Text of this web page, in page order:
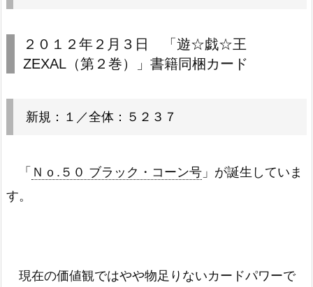
２０１２年２月３日 「遊☆戯☆王
ZEXAL（第２巻）」書籍同梱カード
新規：１／全体：５２３７
「 Ｎｏ.５０ ブラック・コーン号 」が誕生していま
す。
現在の価値観ではやや物足りないカードパワーで